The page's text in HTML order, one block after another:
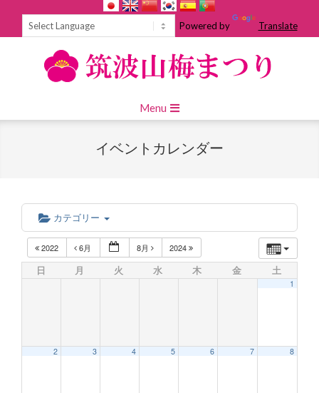
Powered by Translate
Navigation
Menu
イベントカレンダー
カテゴリー
2022 6月 8月 2024
日 月 火 水 木 金 土
1
2 3 4 5 6 7 8